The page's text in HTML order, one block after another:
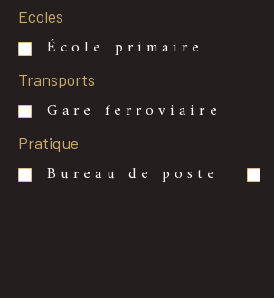
Ecoles
École primaire
Transports
Gare ferroviaire
Pratique
Bureau de poste